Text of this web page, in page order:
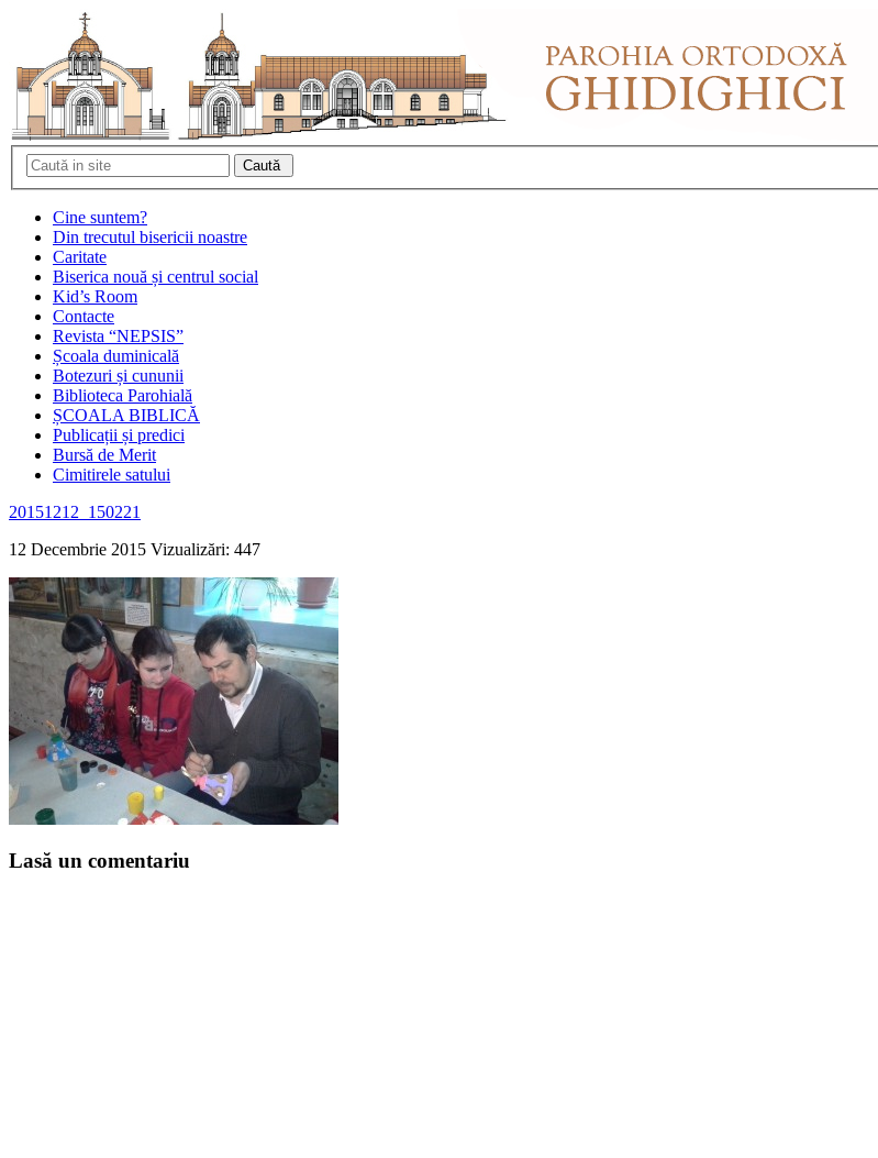
Cine suntem?
Din trecutul bisericii noastre
Caritate
Biserica nouă și centrul social
Kid’s Room
Contacte
Revista “NEPSIS”
Școala duminicală
Botezuri și cununii
Biblioteca Parohială
ȘCOALA BIBLICĂ
Publicații și predici
Bursă de Merit
Cimitirele satului
20151212_150221
12 Decembrie 2015 Vizualizări: 447
Lasă un comentariu